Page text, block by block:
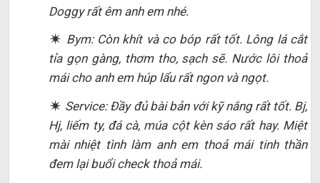
Doggy rất êm anh em nhé.
Bym: Còn khít và co bóp rất tốt. Lông lá cắt
tỉa gọn gàng, thơm tho, sạch sẽ. Nước lôi thoả
mái cho anh em húp lẩu rất ngon và ngọt.
Service: Đầy đủ bài bản với kỹ nắng rất tốt. Bj,
Hj, liếm ty, đá cà, múa cột kèn sáo rất hay. Miệt
mài nhiệt tình làm anh em thoả mái tinh thần
đem lại buổi check thoả mái.